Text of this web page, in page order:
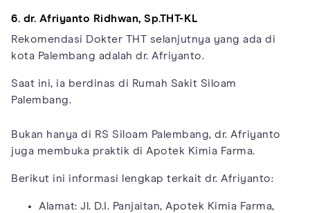
6. dr. Afriyanto Ridhwan, Sp.THT-KL
Rekomendasi Dokter THT selanjutnya yang ada di
kota Palembang adalah dr. Afriyanto.
Saat ini, ia berdinas di Rumah Sakit Siloam
Palembang.
Bukan hanya di RS Siloam Palembang, dr. Afriyanto
juga membuka praktik di Apotek Kimia Farma.
Berikut ini informasi lengkap terkait dr. Afriyanto:
Alamat: Jl. D.I. Panjaitan, Apotek Kimia Farma,